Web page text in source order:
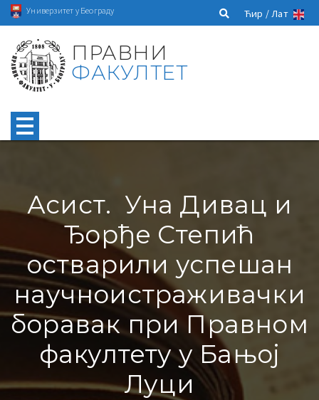
Универзитет у Београду Ћир /Лат
ПРАВНИ
ФАКУЛТЕТ
Асист. Уна Дивац и
Ђорђе Степић
остварили успешан
научноистраживачки
боравак при Правном
факултету у Бањој
Луци